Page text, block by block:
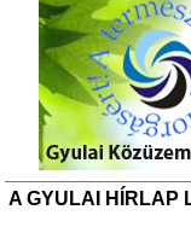
A GYULAI HÍRLAP